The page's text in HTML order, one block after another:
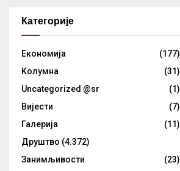
Категорије
Eкономија
(177)
Kолумнa
(31)
Uncategorized @sr
(1)
Вијести
(7)
Галерија
(11)
Друштво (4.372)
Занимљивости
(23)